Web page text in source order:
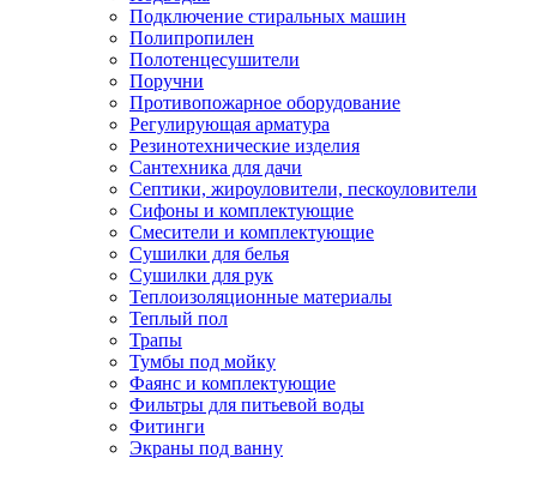
Подключение стиральных машин
Полипропилен
Полотенцесушители
Поручни
Противопожарное оборудование
Регулирующая арматура
Резинотехнические изделия
Сантехника для дачи
Септики, жироуловители, пескоуловители
Сифоны и комплектующие
Смесители и комплектующие
Сушилки для белья
Сушилки для рук
Теплоизоляционные материалы
Теплый пол
Трапы
Тумбы под мойку
Фаянс и комплектующие
Фильтры для питьевой воды
Фитинги
Экраны под ванну